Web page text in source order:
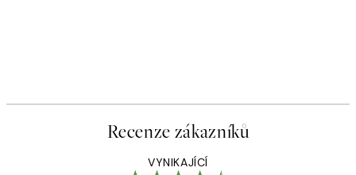
Recenze zákazníků
VYNIKAJÍCÍ